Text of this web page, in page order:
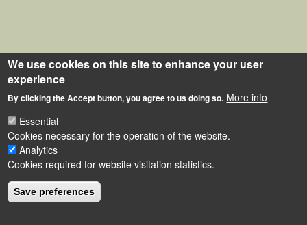
We use cookies on this site to enhance your user
experience
By clicking the Accept button, you agree to us doing so. More info
Essential
Cookies necessary for the operation of the website.
Analytics
Cookies required for website visitation statistics.
Save preferences